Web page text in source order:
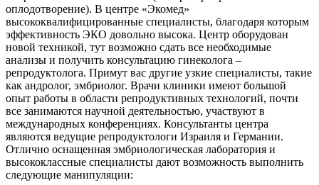
оплодотворение). В центре «Экомед»
высококвалифицированные специалисты, благодаря которым
эффективность ЭКО довольно высока. Центр оборудован
новой техникой, тут возможно сдать все необходимые
анализы и получить консультацию гинеколога –
репродуктолога. Примут вас другие узкие специалисты, такие
как андролог, эмбриолог. Врачи клиники имеют большой
опыт работы в области репродуктивных технологий, почти
все занимаются научной деятельностью, участвуют в
международных конференциях. Консультанты центра
являются ведущие репродуктологи Израиля и Германии.
Отлично оснащенная эмбриологическая лаборатория и
высококлассные специалисты дают возможность выполнить
следующие манипуляции: